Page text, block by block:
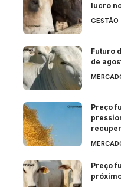
lucro
GESTÃO
Futuro
de
Preço
Preço